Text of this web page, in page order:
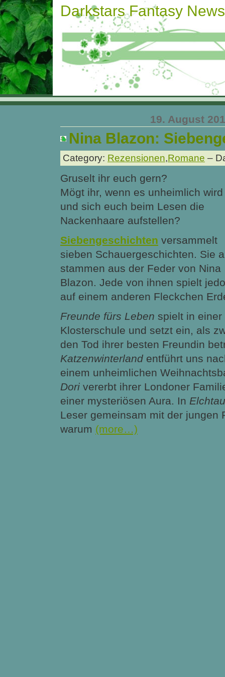
Darkstars Fantasy News
19. August
Nina Blazon:
Category: Rezensionen,Romane –
Gruselt ihr euch gern?
Mögt ihr, wenn es unheimlich wird
und sich euch beim Lesen die
Nackenhaare aufstellen?
Siebengeschichten versammelt
sieben Schauergeschichten. Sie
stammen aus der Feder von Nina
Blazon. Jede von ihnen spielt
auf einem anderen Fleckchen
Freunde fürs Leben spielt in
Klosterschule und setzt ein, als
den Tod ihrer besten Freundin
Katzenwinterland entführt uns
einem unheimlichen
Dori vererbt ihrer Londoner
einer mysteriösen Aura. In
Leser gemeinsam mit der jungen
warum (more…)